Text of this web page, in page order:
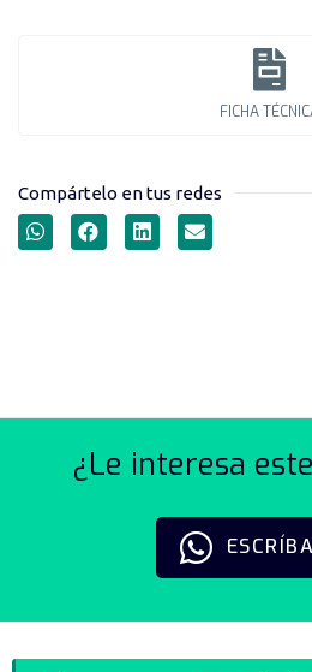
FICHA
Compártelo en tus redes
¿Le interesa